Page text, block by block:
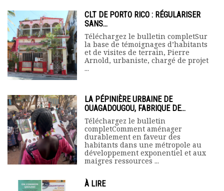
CLT DE PORTO RICO : RÉGULARISER
SANS...
Téléchargez le bulletin completSur
la base de témoignages d’habitants
et de visites de terrain, Pierre
Arnold, urbaniste, chargé de projet
...
LA PÉPINIÈRE URBAINE DE
OUAGADOUGOU, FABRIQUE DE...
Téléchargez le bulletin
completComment aménager
durablement en faveur des
habitants dans une métropole au
développement exponentiel et aux
maigres ressources ...
À LIRE